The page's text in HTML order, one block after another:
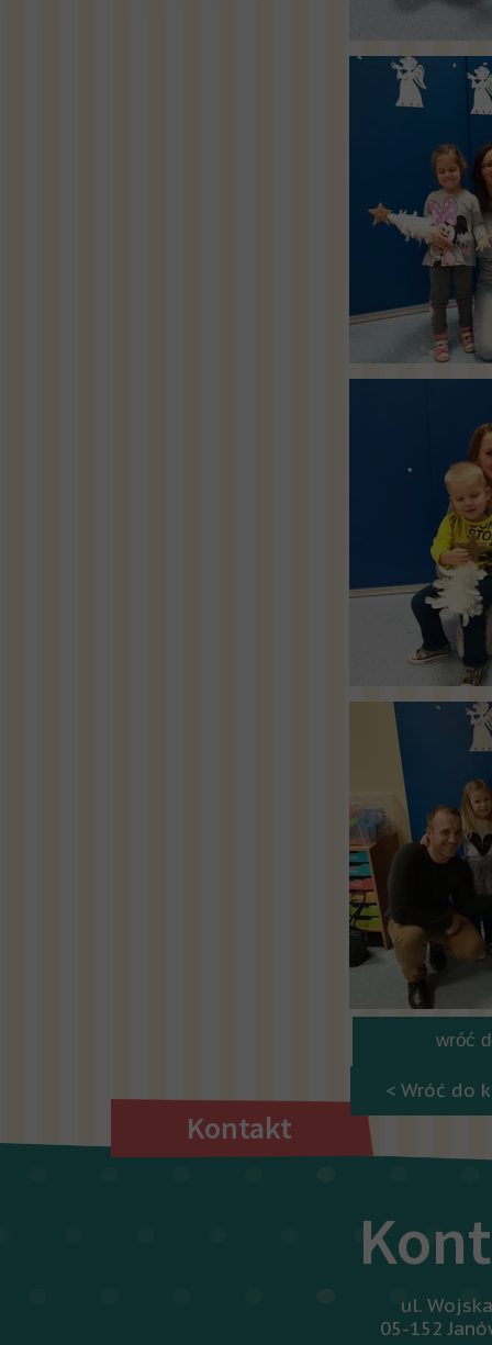
< Wróć do
Kontakt
ul.
05-152
wróć